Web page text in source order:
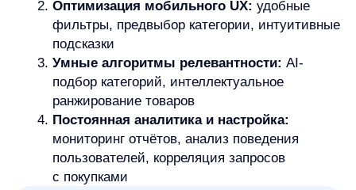
Внедрите AI-поиск (оптимальный вариант —
AnyQuery), чтобы быстро получить результат
без длительных разработок и высоких затрат.
Проверяйте эффективность:
тестируйте поиск на популярные запросы
с опечатками, синонимами, сложными
формулировками.
Совершенствуйте постоянно:анализируйте
поведение пользователей и дорабатывайте
сценарии поиска, адаптируясь к меняющимся